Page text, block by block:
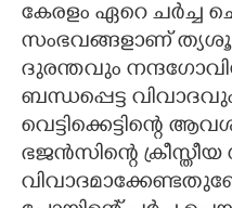
CARTOONS
LITERATURE
ZOOM
കേരളം ഏറെ ചർച്ച
സംഭവങ്ങളാണ്
ദുരന്തവും
ബന്ധപ്പെട്ട
വെട്ടിക്കെട്ടിന്റെ
ഭജൻസിന്റെ